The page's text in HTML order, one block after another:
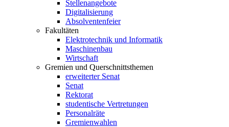
Stellenangebote
Digitalisierung
Absolventenfeier
Fakultäten
Elektrotechnik und Informatik
Maschinenbau
Wirtschaft
Gremien und Querschnittsthemen
erweiterter Senat
Senat
Rektorat
studentische Vertretungen
Personalräte
Gremienwahlen